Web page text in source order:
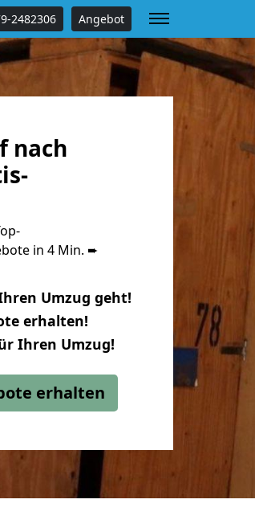
2482306 Angebot
nach
in 4 Min. ➨
Umzug geht!
erhalten!
Ihren Umzug!
erhalten